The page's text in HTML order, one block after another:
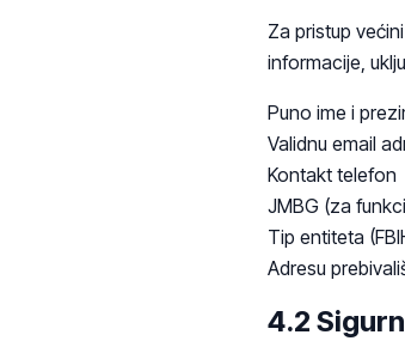
Za pristup
informacije,
Puno ime i
Validnu email
Kontakt telefon
JMBG (za
Tip entiteta
Adresu
4.2